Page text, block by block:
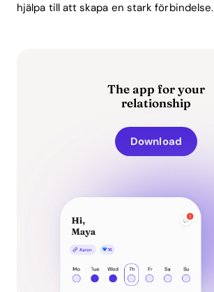
hjälpa till att skapa en stark förbindelse.
The app for your
relationship
Download